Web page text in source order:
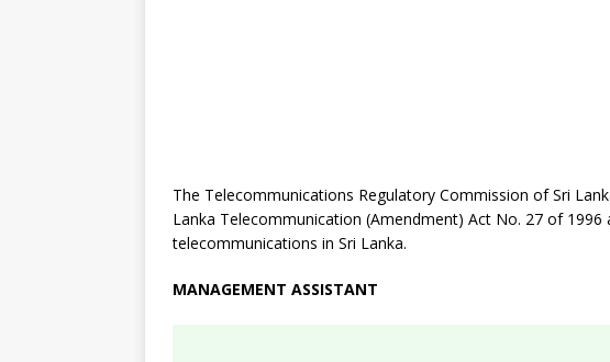
The Telecommunications Regulatory Commission of Sri
Lanka Telecommunication (Amendment) Act No. 27 of
telecommunications in Sri Lanka.
MANAGEMENT ASSISTANT